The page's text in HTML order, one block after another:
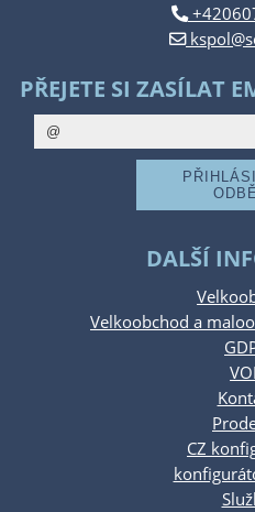
PŘEJETE SI ZASÍLAT
DALŠÍ
Velkoobchod a
CZ